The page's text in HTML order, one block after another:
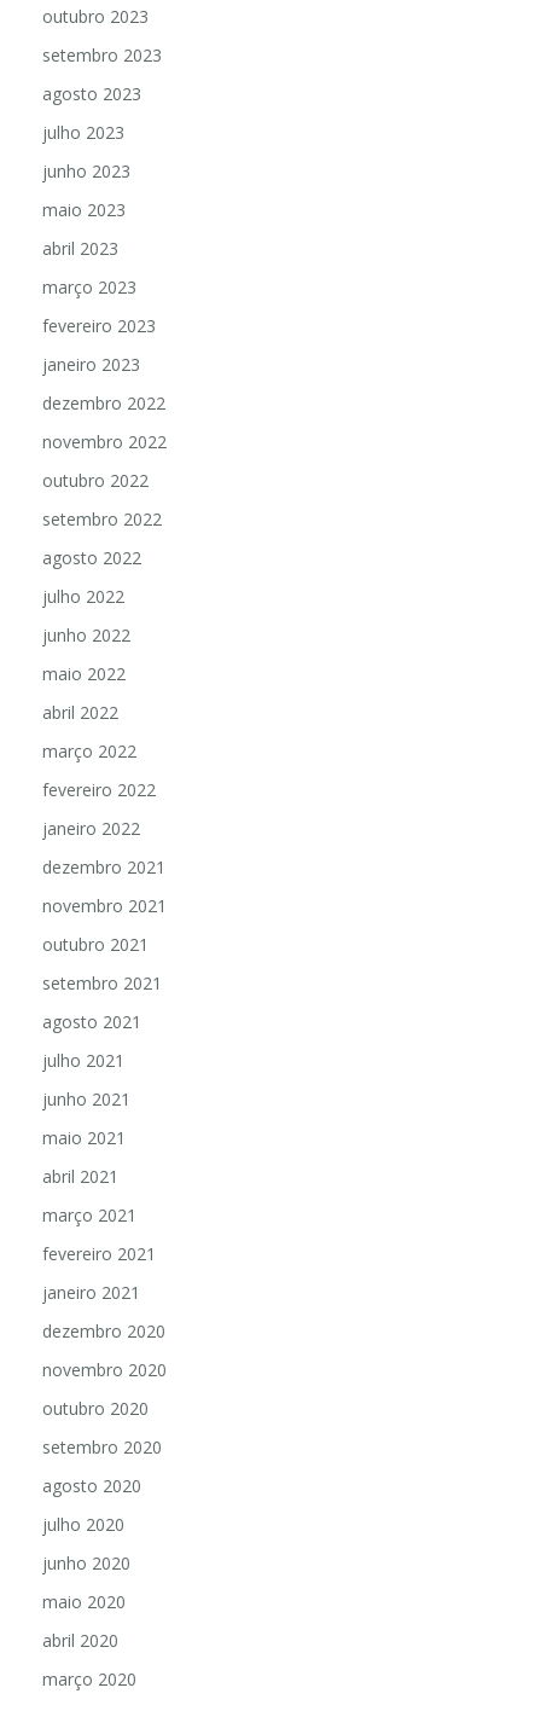
outubro 2023
setembro 2023
agosto 2023
julho 2023
junho 2023
maio 2023
abril 2023
março 2023
fevereiro 2023
janeiro 2023
dezembro 2022
novembro 2022
outubro 2022
setembro 2022
agosto 2022
julho 2022
junho 2022
maio 2022
abril 2022
março 2022
fevereiro 2022
janeiro 2022
dezembro 2021
novembro 2021
outubro 2021
setembro 2021
agosto 2021
julho 2021
junho 2021
maio 2021
abril 2021
março 2021
fevereiro 2021
janeiro 2021
dezembro 2020
novembro 2020
outubro 2020
setembro 2020
agosto 2020
julho 2020
junho 2020
maio 2020
abril 2020
março 2020